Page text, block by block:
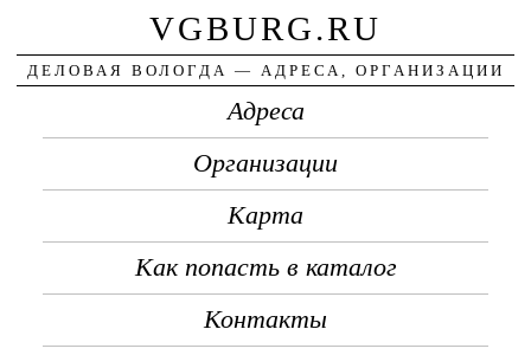
VGBURG.RU
ДЕЛОВАЯ ВОЛОГДА — АДРЕСА, ОРГАНИЗАЦИИ
Адреса
Организации
Карта
Как попасть в каталог
Контакты